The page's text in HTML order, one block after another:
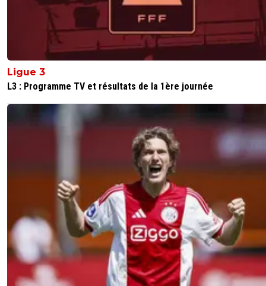
Ligue 3
L3 : Programme TV et résultats de la 1ère journée